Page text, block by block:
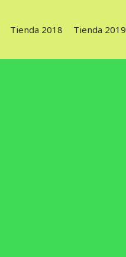
Tienda 2018 Tienda 2019